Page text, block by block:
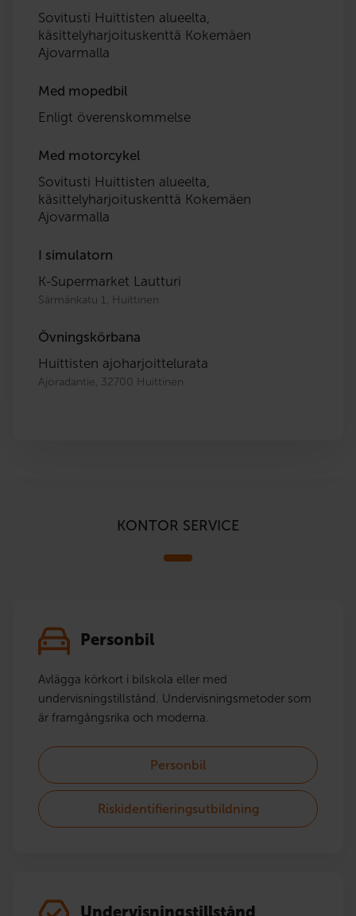
Sovitusti Huittisten alueelta,
käsittelyharjoituskenttä Kokemäen
Ajovarmalla
Med mopedbil
Enligt överenskommelse
Med motorcykel
Sovitusti Huittisten alueelta,
käsittelyharjoituskenttä Kokemäen
Ajovarmalla
I simulatorn
K-Supermarket Lautturi
Särmänkatu 1, Huittinen
Övningskörbana
Huittisten ajoharjoittelurata
Ajoradantie, 32700 Huittinen
KONTOR SERVICE
Personbil
Avlägga körkort i bilskola eller med
undervisningstillstånd. Undervisningsmetoder som
är framgångsrika och moderna.
Personbil
Riskidentifieringsutbildning
Undervisningstillstånd